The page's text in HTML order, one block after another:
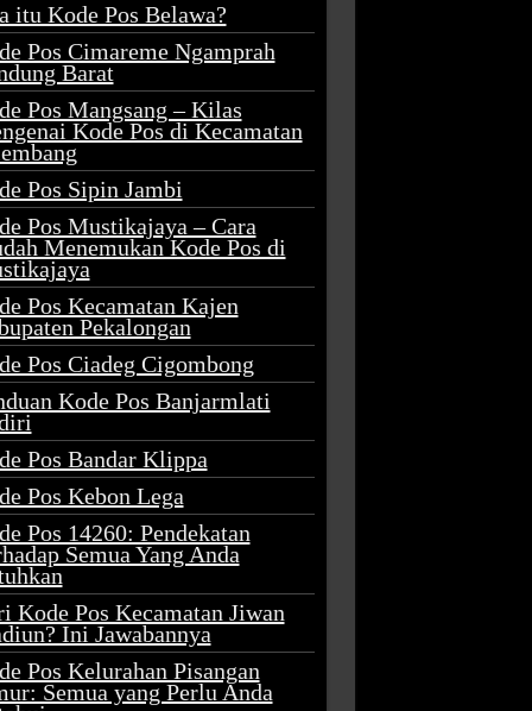
itu Kode Pos Belawa?
Pos Cimareme Ngamprah
Barat
Pos Mangsang – Kilas
Kode Pos di Kecamatan
Pos Sipin Jambi
Pos Mustikajaya – Cara
Menemukan Kode Pos di
Pos Kecamatan Kajen
Pekalongan
Pos Ciadeg Cigombong
Kode Pos Banjarmlati
Pos Bandar Klippa
Pos Kebon Lega
Pos 14260: Pendekatan
Semua Yang Anda
Kode Pos Kecamatan Jiwan
Ini Jawabannya
Pos Kelurahan Pisangan
Semua yang Perlu Anda